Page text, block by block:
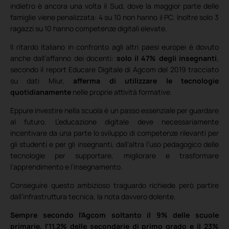
indietro è ancora una volta il Sud, dove la maggior parte delle
famiglie viene penalizzata: 4 su 10 non hanno il PC. Inoltre solo 3
ragazzi su 10 hanno competenze digitali elevate.
Il ritardo italiano in confronto agli altri paesi europei è dovuto
anche dall’affanno dei docenti: solo il 47% degli insegnanti,
secondo il report Educare Digitale di Agcom del 2019 tracciato
su dati Miur, afferma di utilizzare le tecnologie
quotidianamente nelle proprie attività formative.
Eppure investire nella scuola è un passo essenziale per guardare
al futuro. L’educazione digitale deve necessariamente
incentivare da una parte lo sviluppo di competenze rilevanti per
gli studenti e per gli insegnanti, dall’altra l’uso pedagogico delle
tecnologie per supportare, migliorare e trasformare
l’apprendimento e l’insegnamento.
Conseguire questo ambizioso traguardo richiede però partire
dall’infrastruttura tecnica, la nota davvero dolente.
Sempre secondo l’Agcom soltanto il 9% delle scuole
primarie, l’11,2% delle secondarie di primo grado e il 23%